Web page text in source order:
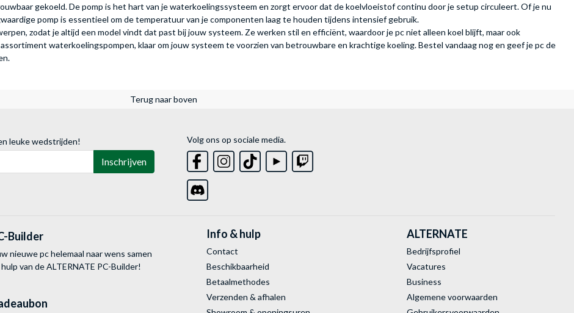
gekoeld. De pomp is het hart van je waterkoelingssysteem en zorgt ervoor dat de koelvloeistof continu door je setup circuleert. Of je nu
pomp is essentieel om de temperatuur van je componenten laag te houden tijdens intensief gebruik.
zodat je altijd een model vindt dat past bij jouw systeem. Ze werken stil en efficiënt, waardoor je pc niet alleen koel blijft, maar ook
waterkoelingspompen, klaar om jouw systeem te voorzien van betrouwbare en krachtige koeling. Bestel vandaag nog en geef je pc de
Terug naar boven
leuke wedstrijden!
Inschrijven
Volg ons op sociale media.
Builder
nieuwe pc helemaal naar wens samen
van de ALTERNATE PC-Builder!
Info & hulp
Contact
Beschikbaarheid
Betaalmethodes
Verzenden & afhalen
ALTERNATE
Bedrijfsprofiel
Vacatures
Business
Algemene voorwaarden